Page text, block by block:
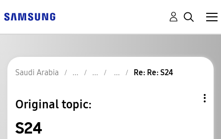
Saudi Arabia Re: Re: S24
Original topic:
S24